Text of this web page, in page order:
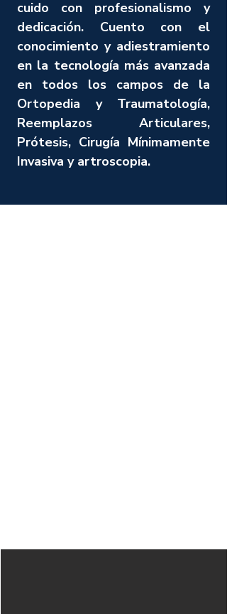
cuido con profesionalismo y
dedicación. Cuento con el
conocimiento y adiestramiento
en la tecnología más avanzada
en todos los campos de la
Ortopedia y Traumatología,
Reemplazos Articulares,
Prótesis, Cirugía Mínimamente
Invasiva y artroscopia.